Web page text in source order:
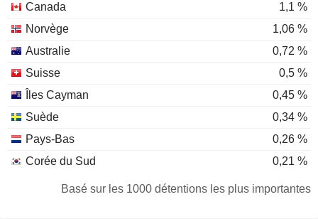
Canada
1,1 %
Norvège
1,06 %
Australie
0,72 %
Suisse
0,5 %
Îles Cayman
0,45 %
Suède
0,34 %
Pays-Bas
0,26 %
Corée du Sud
0,21 %
Danemark
0,21 %
Basé sur les 1000 détentions les plus importantes